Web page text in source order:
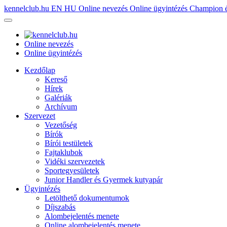
kennelclub.hu EN HU Online nevezés Online ügyintézés Champion
Online nevezés
Online ügyintézés
Kezdőlap
Kereső
Hírek
Galériák
Archívum
Szervezet
Vezetőség
Bírók
Bírói testületek
Fajtaklubok
Vidéki szervezetek
Sportegyesületek
Junior Handler és Gyermek kutyapár
Ügyintézés
Letölthető dokumentumok
Díjszabás
Alombejelentés menete
Online alombejelentés menete